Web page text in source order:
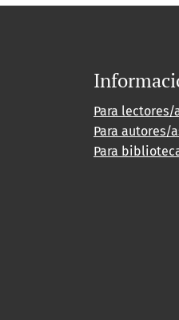
Para lectores/
Para autores/
Para